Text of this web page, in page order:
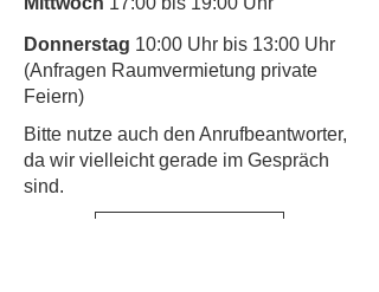
Donnerstag 10:00 Uhr bis 13:00 Uhr
(Anfragen Raumvermietung private
Feiern)
​Bitte nutze auch den Anrufbeantworter,
da wir vielleicht gerade im Gespräch
sind.